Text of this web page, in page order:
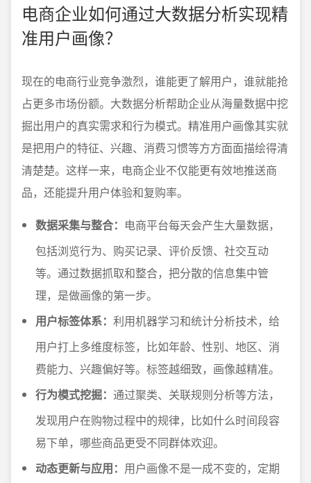
电商企业如何通过大数据分析实现精
准用户画像？
现在的电商行业竞争激烈，谁能更了解用户，谁就能抢
占更多市场份额。大数据分析帮助企业从海量数据中挖
掘出用户的真实需求和行为模式。精准用户画像其实就
是把用户的特征、兴趣、消费习惯等方方面面描绘得清
清楚楚。这样一来，电商企业不仅能更有效地推送商
品，还能提升用户体验和复购率。
数据采集与整合： 电商平台每天会产生大量数据，
包括浏览行为、购买记录、评价反馈、社交互动
等。通过数据抓取和整合，把分散的信息集中管
理，是做画像的第一步。
用户标签体系： 利用机器学习和统计分析技术，给
用户打上多维度标签，比如年龄、性别、地区、消
费能力、兴趣偏好等。标签越细致，画像越精准。
行为模式挖掘： 通过聚类、关联规则分析等方法，
发现用户在购物过程中的规律，比如什么时间段容
易下单，哪些商品更受不同群体欢迎。
动态更新与应用： 用户画像不是一成不变的，定期